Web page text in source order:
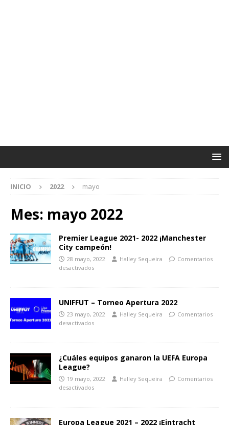
INICIO 2022 mayo
Mes: mayo 2022
Premier League 2021- 2022 ¡Manchester
City campeón!
28 mayo, 2022 Halley Sequeira
Comentarios
desactivados
UNIFFUT – Torneo Apertura 2022
23 mayo, 2022 Halley Sequeira
Comentarios
desactivados
¿Cuáles equipos ganaron la UEFA Europa
League?
19 mayo, 2022 Halley Sequeira
Comentarios
desactivados
Europa League 2021 – 2022 ¡Eintracht